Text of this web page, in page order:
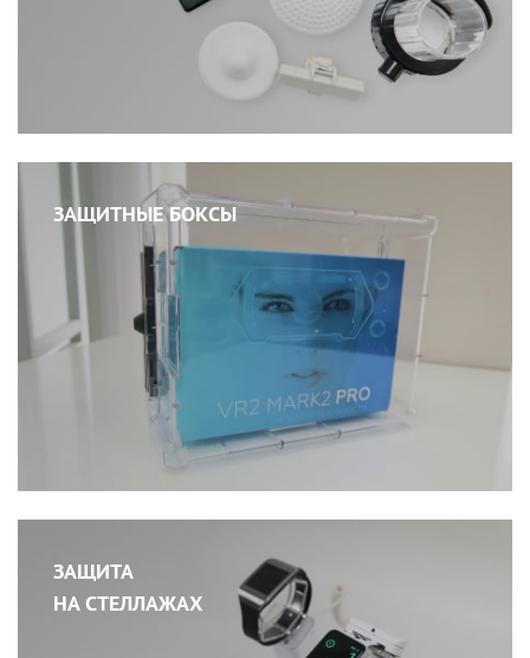
ЗАЩИТНЫЕ БОКСЫ
ЗАЩИТА
НА СТЕЛЛАЖАХ